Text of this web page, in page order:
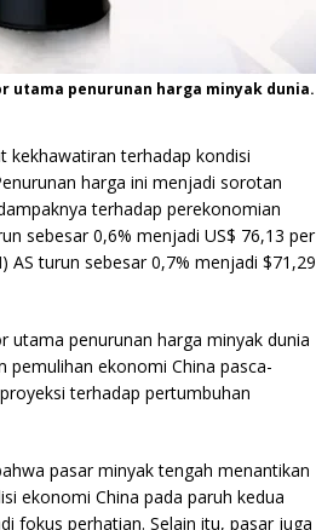
utama penurunan harga minyak dunia.
kekhawatiran terhadap kondisi
harga ini menjadi sorotan
terhadap perekonomian
sebesar 0,6% menjadi US$ 76,13 per
turun sebesar 0,7% menjadi $71,29
utama penurunan harga minyak dunia
pemulihan ekonomi China pasca-
terhadap pertumbuhan
pasar minyak tengah menantikan
ekonomi China pada paruh kedua
fokus perhatian. Selain itu, pasar juga